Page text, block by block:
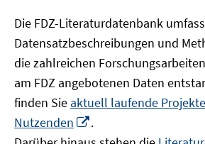
Die FDZ-Literaturdatenbank
Datensatzbeschreibungen und
die zahlreichen
am FDZ angebotenen Daten
finden Sie aktuell laufende
Nutzenden
neuem
.